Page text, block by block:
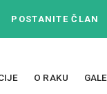
POSTANITE ČLAN
O RAKU